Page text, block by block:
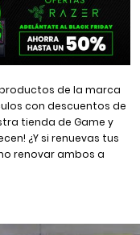
productos de la marca
con descuentos de
tienda de Game y
¿Y si renuevas tus
renovar ambos a